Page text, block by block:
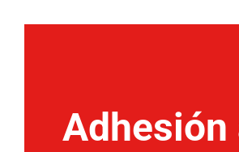
Adhesión